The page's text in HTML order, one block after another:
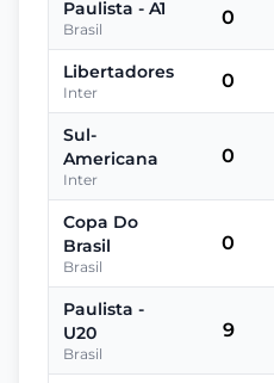
Paulista - A1
Brasil
0
Libertadores
Inter
0
Sul-
Americana
Inter
0
Copa Do
Brasil
Brasil
0
Paulista -
U20
Brasil
9